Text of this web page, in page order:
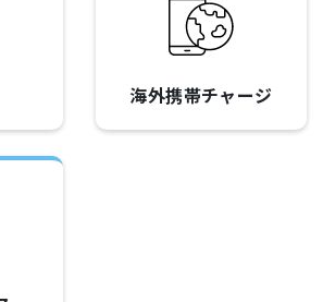
海外携帯チャージ